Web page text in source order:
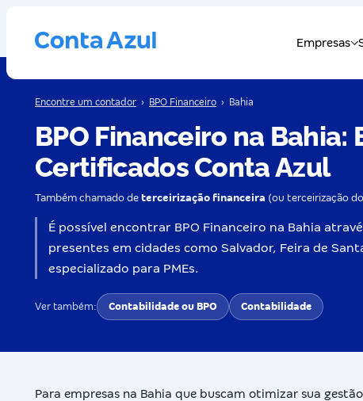
Encontre um contador › BPO Financeiro › Bahia
BPO Financeiro na
Certificados Conta Azul
Também chamado de terceirização financeira (ou terceirização
É possível encontrar BPO Financeiro na Bahia
presentes em cidades como Salvador, Feira de
especializado para PMEs.
Ver também: Contabilidade ou BPO Contabilidade
Para empresas na Bahia que buscam otimizar sua